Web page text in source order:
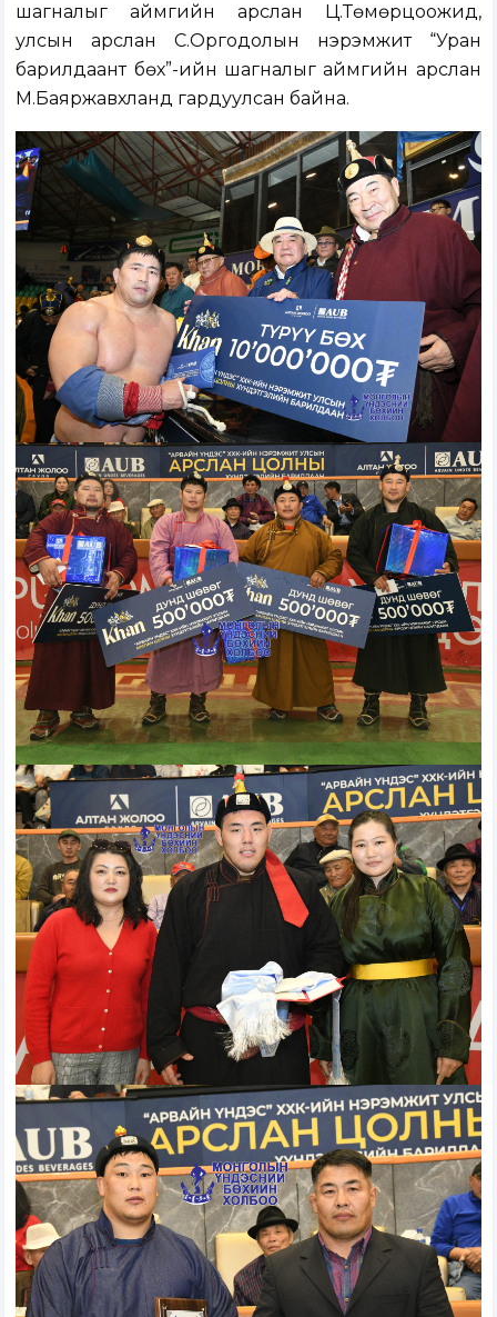
шагналыг аймгийн арслан Ц.Төмөрцоожид,
улсын арслан С.Оргодолын нэрэмжит “Уран
барилдаант бөх”-ийн шагналыг аймгийн арслан
М.Баяржавхланд гардуулсан байна.